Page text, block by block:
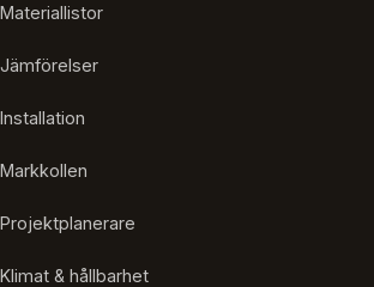
Materiallistor
Jämförelser
Installation
Markkollen
Projektplanerare
Klimat & hållbarhet